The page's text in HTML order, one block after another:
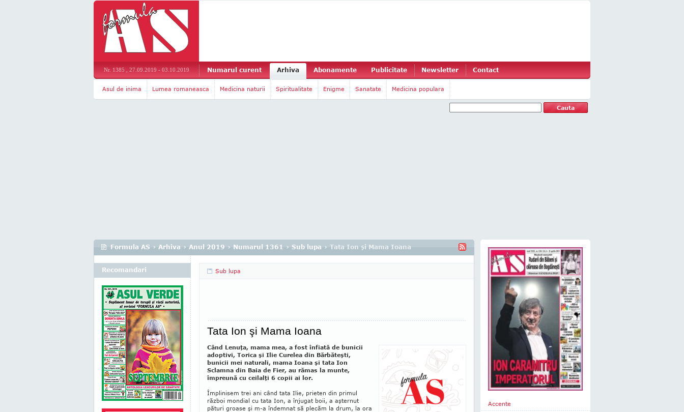
Nr. 1385 , 27.09.2019 - 03.10.2019 Numarul curent Arhiva Abonamente Publicitate Newsletter Contact
Asul de inima Lumea romaneasca Medicina naturii Spiritualitate Enigme Sanatate Medicina populara
Formula AS › Arhiva › Anul 2019 › Numarul 1361 › Sub lupa › Tata Ion şi Mama Ioana
Sub lupa
Tata Ion şi Mama Ioana
Când Lenuţa, mama mea, a fost înfiată de bunicii
adoptivi, Torica şi Ilie Curelea din Bărbăteşti,
bunicii mei naturali, mama Ioana şi tata Ion
Sclamna din Baia de Fier, au rămas la munte,
împreună cu ceilalţi 6 copii ai lor.
Împlinisem trei ani când tata Ilie, prieten din primul
război mondial cu tata Ion, a înjugat boii, a aşternut
pături groase şi m-a îndemnat să plecăm la drum, la ora
Recomandari
Accente